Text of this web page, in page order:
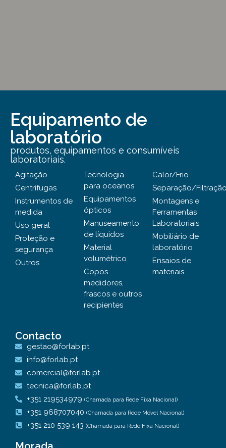
Equipamento de
laboratório
produtos, equipamentos e consumíveis
laboratoriais.
Agitação
Centrífugas
Instrumentos de
medida
Uso geral
Proteção e
segurança
Outros
Tecnologia
para oceanos
Equipamentos
ópticos
Manuseamento
de líquidos
Material
volumétrico
Copos
medidores,
frascos e outros
recipientes
Calor/Frio
Separação/
Montagens e
Ferramentas
Laboratoriais
Mobiliário de
laboratório
Ensaios de
materiais
Contacto
gestao@forlab.pt
info@forlab.pt
comercial@forlab.pt
tecnica@forlab.pt
+351 219534979 (Chamada para Rede Fixa Nacional)
+351 968707040 (Chamada para Rede Móvel Nacional)
+351 210 539 143 (Chamada para Rede Fixa Nacional)